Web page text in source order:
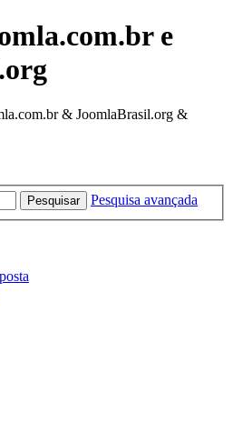
e
& JoomlaBrasil.org &
Pesquisar Pesquisa avançada